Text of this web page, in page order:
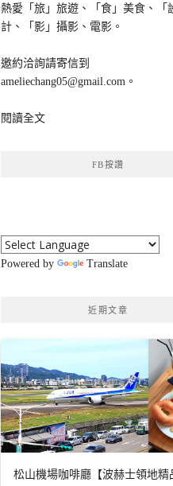
熱愛「旅」旅遊、「食」美食、「
計、「影」攝影、電影。
邀約洽詢請寄信到
ameliechang05@gmail.com。
閱讀全文
FB按讚
Powered by Translate
近期文章
松山機場咖啡廳【波赫士領地精